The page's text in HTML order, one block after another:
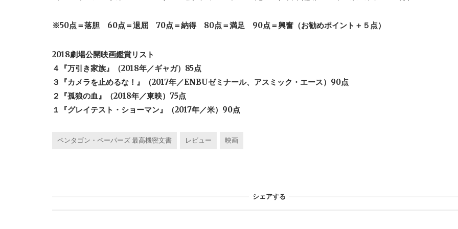
※50点＝落胆 60点＝退屈 70点＝納得 80点＝満足 90点＝興奮（お勧めポイント＋５点）
2018劇場公開映画鑑賞リスト
４『万引き家族』（2018年／ギャガ）85点
３『カメラを止めるな！』（2017年／ENBUゼミナール、アスミック・エース）90点
２『孤狼の血』（2018年／東映）75点
１『グレイテスト・ショーマン』（2017年／米）90点
ペンタゴン・ペーパーズ 最高機密文書 レビュー 映画
シェアする